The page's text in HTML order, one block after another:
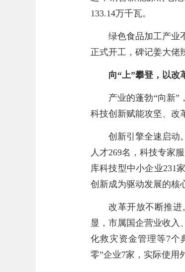
133.14万千瓦。
绿色食品加工产业
正式开工，碑记姜大佬
向“上”攀登，以改
产业的蓬勃“向新”
科技创新赋能攻坚、改
创新引擎全速启动
人才269名，科技专家
库科技型中小企业231
创新成为驱动发展的核
改革开放不断推进
显，市属国企营业收入
化救灾资金管理等7个
零”企业7家，实际使用